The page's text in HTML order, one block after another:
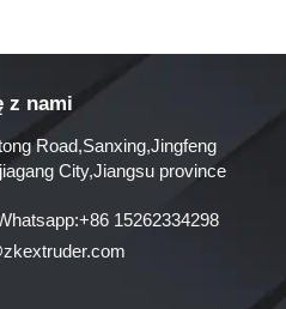
z nami
Road,Sanxing,Jingfeng
City,Jiangsu province
15262334298